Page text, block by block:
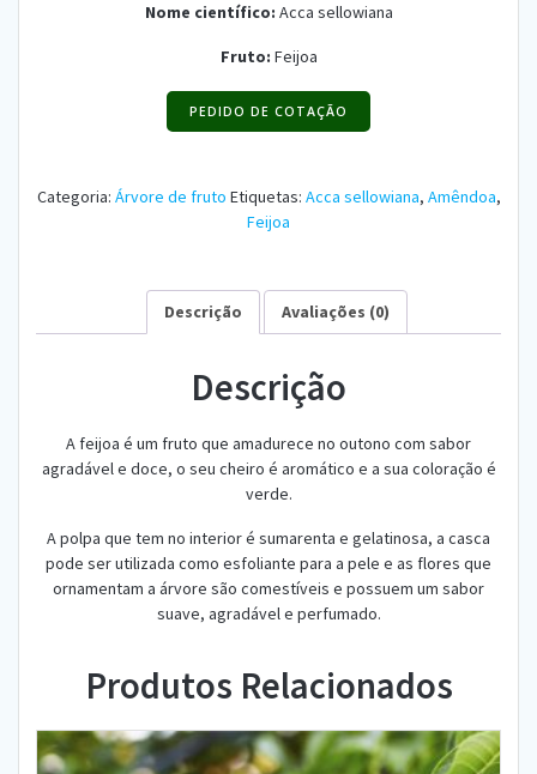
Nome científico: Acca sellowiana
Fruto: Feijoa
PEDIDO DE COTAÇÃO
Categoria: Árvore de fruto Etiquetas: Acca sellowiana, Amêndoa,
Feijoa
Descrição Avaliações (0)
Descrição
A feijoa é um fruto que amadurece no outono com sabor
agradável e doce, o seu cheiro é aromático e a sua coloração é
verde.
A polpa que tem no interior é sumarenta e gelatinosa, a casca
pode ser utilizada como esfoliante para a pele e as flores que
ornamentam a árvore são comestíveis e possuem um sabor
suave, agradável e perfumado.
Produtos Relacionados